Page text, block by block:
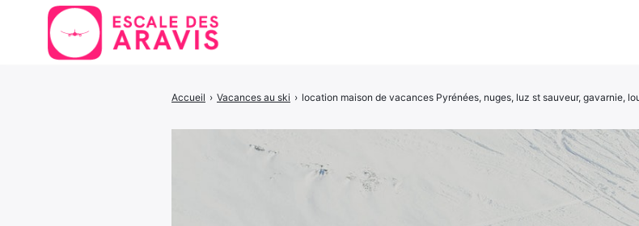
Accueil › Vacances au ski › location maison de vacances Pyrénées, nuges, luz st sauveur, gavarnie,
Rechercher